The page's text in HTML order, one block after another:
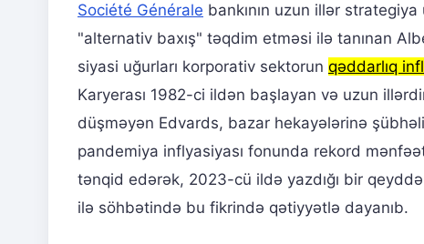
Société Générale bankının uzun illər
"alternativ baxış" təqdim etməsi ilə tanınan
siyasi uğurları korporativ sektorun qəddarlıq
Karyerası 1982-ci ildən başlayan və uzun
düşməyən Edvards, bazar hekayələrinə
pandemiya inflyasiyası fonunda rekord
tənqid edərək, 2023-cü ildə yazdığı bir
ilə söhbətində bu fikrində qətiyyətlə dayanıb.